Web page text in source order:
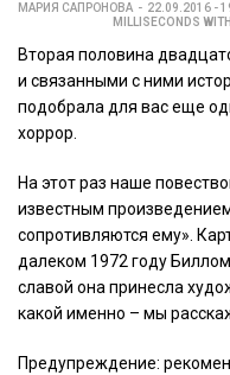
МАРИЯ САПРОНОВА 22.09.2016 -
MILLISECONDS
Вторая половина
и связанными с ними
подобрала для вас еще
хоррор.
На этот раз наше
известным
сопротивляются ему».
далеком 1972 году
славой она принесла
какой именно – мы
Предупреждение: